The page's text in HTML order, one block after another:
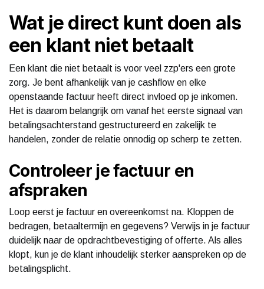
Wat je direct kunt doen als
een klant niet betaalt
Een klant die niet betaalt is voor veel zzp'ers een grote
zorg. Je bent afhankelijk van je cashflow en elke
openstaande factuur heeft direct invloed op je inkomen.
Het is daarom belangrijk om vanaf het eerste signaal van
betalingsachterstand gestructureerd en zakelijk te
handelen, zonder de relatie onnodig op scherp te zetten.
Controleer je factuur en
afspraken
Loop eerst je factuur en overeenkomst na. Kloppen de
bedragen, betaaltermijn en gegevens? Verwijs in je factuur
duidelijk naar de opdrachtbevestiging of offerte. Als alles
klopt, kun je de klant inhoudelijk sterker aanspreken op de
betalingsplicht.